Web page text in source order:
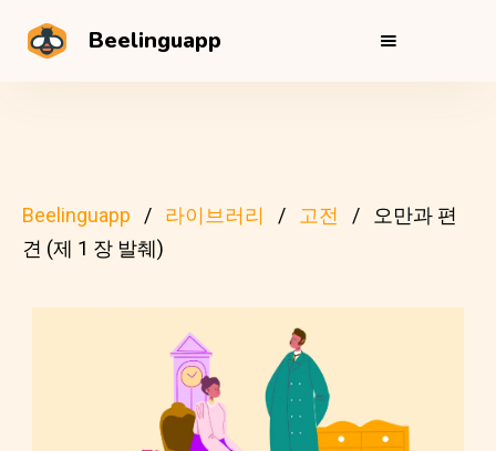
Beelinguapp
Beelinguapp 라이브러리 고전
오만과 편
견 (제 1 장 발췌)